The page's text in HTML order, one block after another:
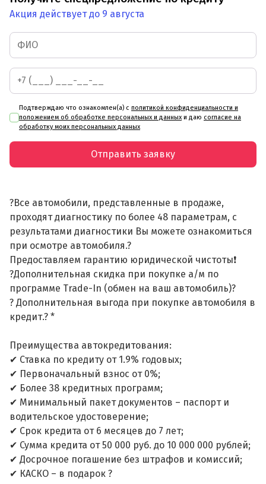
Акция действует до 9 августа
Подтверждаю что ознакомлен(а) с политикой конфиденциальности и
положением об обработке персональных и данных и даю согласие на
обработку моих персональных данных
Отправить заявку
?Все автомобили, представленные в продаже,
проходят диагностику по более 48 параметрам, с
результатами диагностики Вы можете ознакомиться
при осмотре автомобиля.?
Предоставляем гарантию юридической чистоты❗
?Дополнительная скидка при покупке а/м по
программе Trade-In (обмен на ваш автомобиль)?
? Дополнительная выгода при покупке автомобиля в
кредит.? *
Преимущества автокредитования:
✔ Ставка по кредиту от 1.9% годовых;
✔ Первоначальный взнос от 0%;
✔ Более 38 кредитных программ;
✔ Минимальный пакет документов – паспорт и
водительское удостоверение;
✔ Срок кредита от 6 месяцев до 7 лет;
✔ Сумма кредита от 50 000 руб. до 10 000 000 рублей;
✔ Досрочное погашение без штрафов и комиссий;
✔ КАСКО – в подарок ?